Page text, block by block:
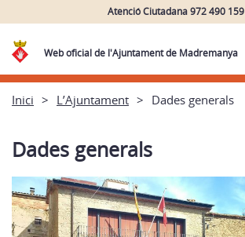
Atenció Ciutadana 972 490 159
Web oficial de l'Ajuntament de Madremanya
Inici L’Ajuntament Dades generals
Dades generals